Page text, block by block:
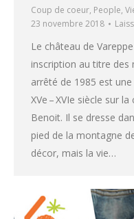
Coup de coeur, People,
23 novembre 2018
Le château de
inscription au titre
arrêté de 1985 est
XVe – XVIe siècle sur
Benoit. Il se dresse
pied de la montagne
décor, mais la vie…